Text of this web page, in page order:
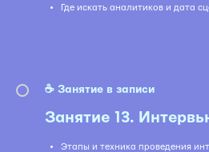
Где искать аналитиков и дата
☕️ Занятие в записи
Занятие 13.
Этапы и техника проведения